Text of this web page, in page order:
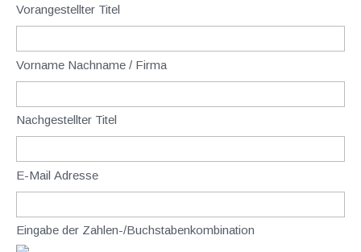
Vorangestellter Titel
Vorname Nachname / Firma
Nachgestellter Titel
E-Mail Adresse
Eingabe der Zahlen-/Buchstabenkombination